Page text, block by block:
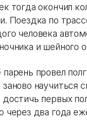
тогда окончил
Поездка по
человека
и шейного
парень провел
научиться
достичь первых
через два года